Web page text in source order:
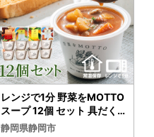
レンジで1分 野菜をMOTTO
スープ 12個 セット 具だく
さんスープ 朝食 惣菜 国産
静岡県静岡市